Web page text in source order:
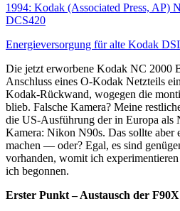
1994: Kodak (Associated Press, AP)
DCS420
Energieversorgung für alte Kodak
Die jetzt erworbene Kodak NC 2000
Anschluss eines O-Kodak Netzteils
Kodak-Rückwand, wogegen die
blieb. Falsche Kamera? Meine
die US-Ausführung der in Europa als
Kamera: Nikon N90s. Das sollte aber
machen — oder? Egal, es sind
vorhanden, womit ich
ich begonnen.
Erster Punkt – Austausch der F90X